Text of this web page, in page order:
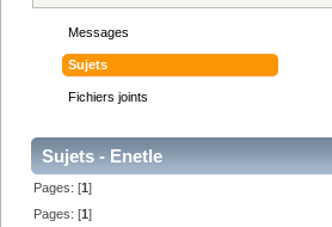
Messages
Sujets
Fichiers joints
Sujets - Enetle
Pages: [1]
Pages: [1]